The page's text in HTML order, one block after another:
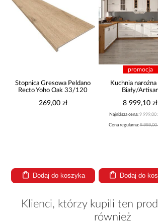
Stopnica Gresowa Peldano
Recto Yoho Oak 33/120
269,00 zł
Dodaj do koszyka
promocja
Kuchnia
Biały/
8 999,10 zł
Najniższa cena:9 999,00
Cena regularna:9 999,00
Dodaj do
Klienci, którzy kupili ten
również